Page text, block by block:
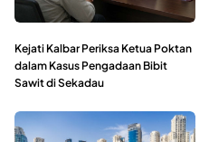
Kejati Kalbar Periksa Ketua Poktan
dalam Kasus Pengadaan Bibit
Sawit di Sekadau